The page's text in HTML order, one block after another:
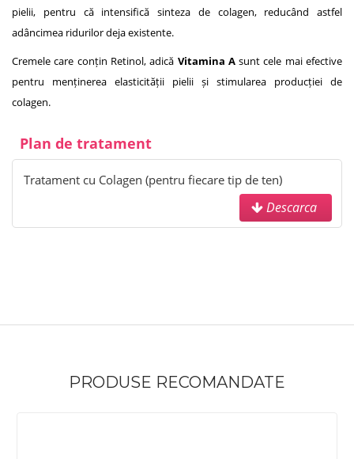
pielii, pentru că intensifică sinteza de colagen, reducând astfel
adâncimea ridurilor deja existente.
Cremele care conțin Retinol, adică Vitamina Asunt cele mai efective
pentru menținerea elasticității pielii și stimularea producției de
colagen.
Plan de tratament
Tratament cu Colagen (pentru fiecare tip de ten)
Descarca
PRODUSE RECOMANDATE